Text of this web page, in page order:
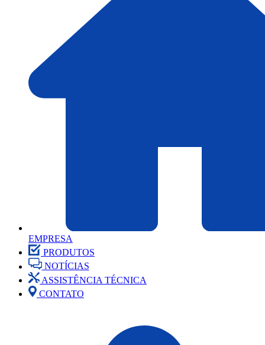
EMPRESA
PRODUTOS
NOTÍCIAS
ASSISTÊNCIA TÉCNICA
CONTATO